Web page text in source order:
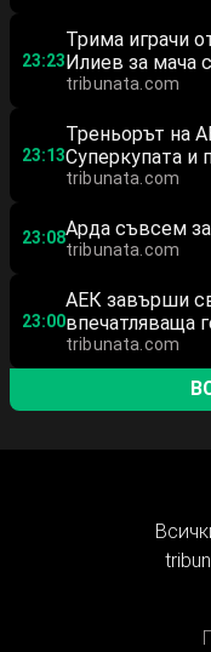
23:23
Трима играчи
Илиев за мача
tribunata.com
23:13
Треньорът на
Суперкупата и
tribunata.com
23:08Арда съвсем
tribunata.com
23:00
АЕК завърши
впечатляваща
tribunata.com